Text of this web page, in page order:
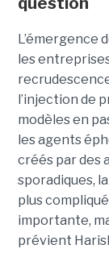
L’émergence
les
l’injection de
modèles en
les agents
créés par des
sporadiques,
plus
importante,
prévient